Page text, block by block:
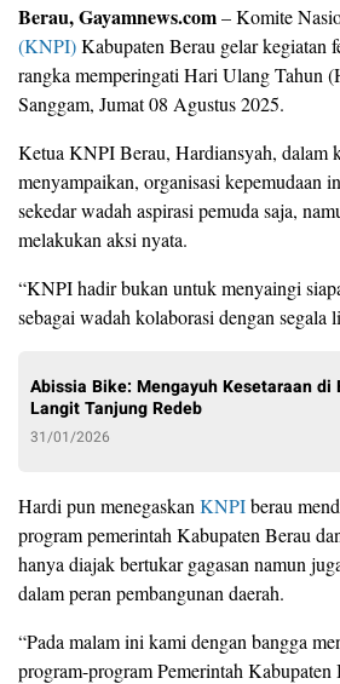
Berau, Gayamnews.com– Komite
(KNPI)Kabupaten Berau gelar kegiatan
rangka memperingati Hari Ulang Tahun
Sanggam, Jumat 08 Agustus 2025.
Ketua KNPI Berau, Hardiansyah, dalam
menyampaikan, organisasi kepemudaan
sekedar wadah aspirasi pemuda saja,
melakukan aksi nyata.
“KNPI hadir bukan untuk menyaingi
sebagai wadah kolaborasi dengan segala
Abissia Bike: Mengayuh Kesetaraan di
Langit Tanjung Redeb
31/01/2026
Hardi pun menegaskan KNPIberau
program pemerintah Kabupaten Berau
hanya diajak bertukar gagasan namun
dalam peran pembangunan daerah.
“Pada malam ini kami dengan bangga
program-program Pemerintah Kabupaten